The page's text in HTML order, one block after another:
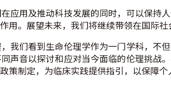
应用及推动科技发展的同时，可以保持
用。展望未来，我们将继续带领在国际社
我们看到生命伦理学作为一门学科，不
声音以探讨和应对当今面临的伦理挑战
策制定，为临床实践提供指引，以保障个